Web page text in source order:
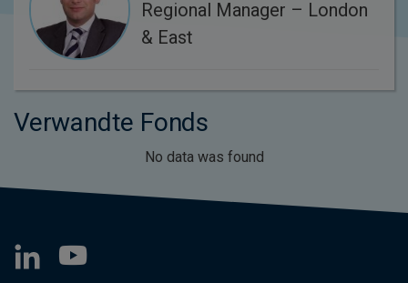
Regional Manager – London
& East
Verwandte Fonds
No data was found